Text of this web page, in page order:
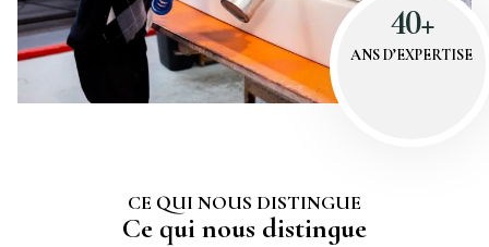
40+
ANS D’EXPERTISE
CE QUI NOUS DISTINGUE
Ce qui nous distingue